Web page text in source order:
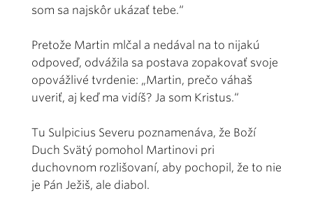
som sa najskôr ukázať tebe.“
Pretože Martin mlčal a nedával na to nijakú
odpoveď, odvážila sa postava zopakovať svoje
opovážlivé tvrdenie: „Martin, prečo váhaš
uveriť, aj keď ma vidíš? Ja som Kristus.“
Tu Sulpicius Severu poznamenáva, že Boží
Duch Svätý pomohol Martinovi pri
duchovnom rozlišovaní, aby pochopil, že to nie
je Pán Ježiš, ale diabol.